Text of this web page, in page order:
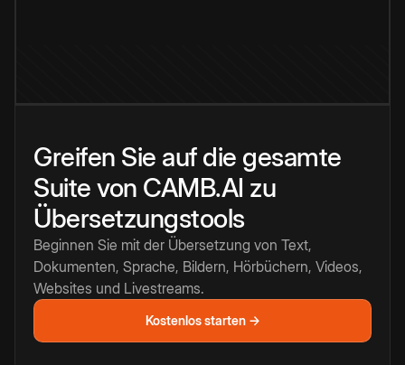
Greifen Sie auf die gesamte
Suite von CAMB.AI zu
Übersetzungstools
Beginnen Sie mit der Übersetzung von Text,
Dokumenten, Sprache, Bildern, Hörbüchern, Videos,
Websites und Livestreams.
Kostenlos starten →